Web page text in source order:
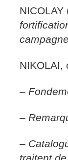
NIKOLAI,
–
–
–